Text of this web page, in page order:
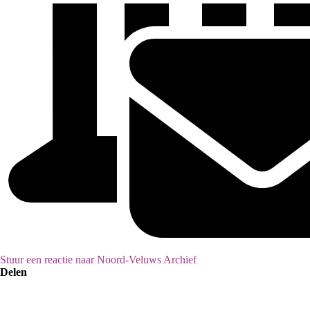
Stuur een reactie naar Noord-Veluws Archief
Delen